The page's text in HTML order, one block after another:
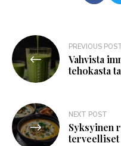
PREVIOUS
Vahvista
tehokasta
NEXT POST
Syksyinen
terveelliset